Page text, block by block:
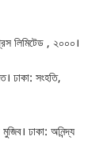
লিমিটেড , ২০০০।
ঢাকা: সংহতি,
ঢাকা: অনিন্দ্য